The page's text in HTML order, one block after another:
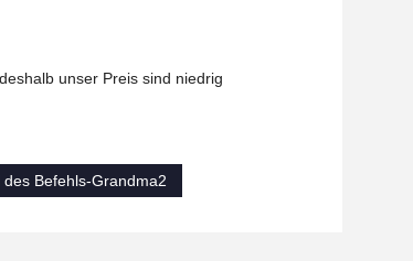
unser Preis sind niedrig
des Befehls-Grandma2